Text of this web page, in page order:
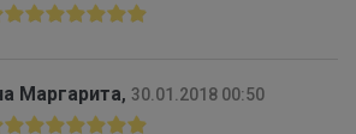
Маргарита, 30.01.2018 00:50